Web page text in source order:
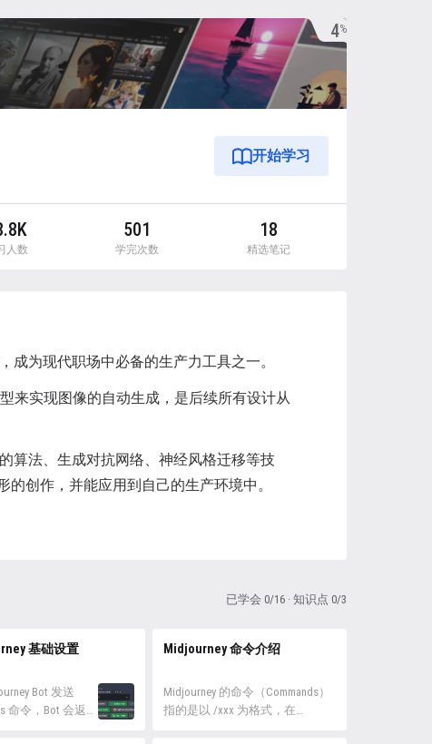
4%
开始学习
人数
501
学完次数
18
精选笔记
成为现代职场中必备的生产力工具之一。
来实现图像的自动生成，是后续所有设计从
算法、生成对抗网络、神经风格迁移等技
创作，并能应用到自己的生产环境中。
已学会 0/16 · 知识点 0/3
基础设置
Bot 发送
命令，Bot 会返回
Midjourney 命令介绍
Midjourney 的命令（Commands）
指的是以 /xxx 为格式，在